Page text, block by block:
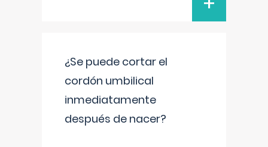
¿Se puede cortar el
cordón umbilical
inmediatamente
después de nacer?